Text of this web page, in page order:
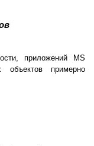
приложений MS
объектов примерно